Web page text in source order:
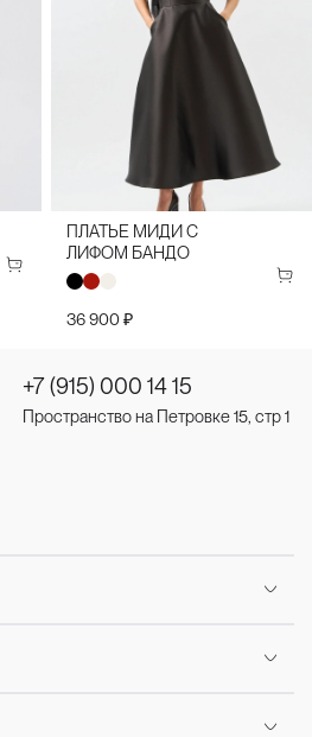
ПЛАТЬЕ МИДИ С
ЛИФОМ БАНДО
36 900 ₽
+7 (915) 000 14 15
Пространство на Петровке 15, стр 1